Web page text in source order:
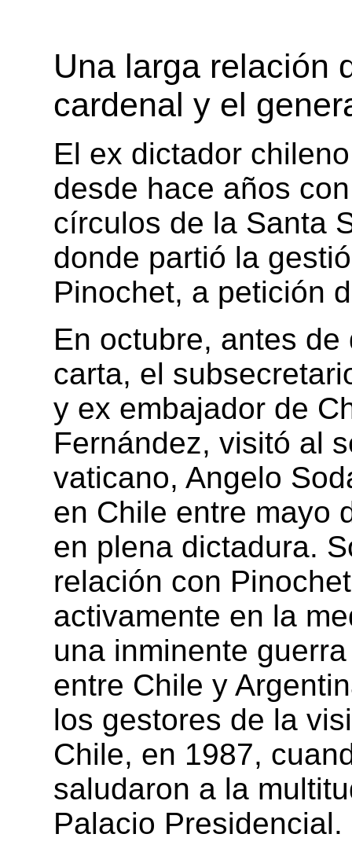
Una larga relación
cardenal y el
El ex dictador
desde hace años
círculos de la Santa
donde partió la
Pinochet, a petición
En octubre, antes
carta, el
y ex embajador de
Fernández, visitó al
vaticano, Angelo
en Chile entre mayo
en plena dictadura.
relación con
activamente en la
una inminente
entre Chile y
los gestores de la
Chile, en 1987,
saludaron a la
Palacio Presidencial.